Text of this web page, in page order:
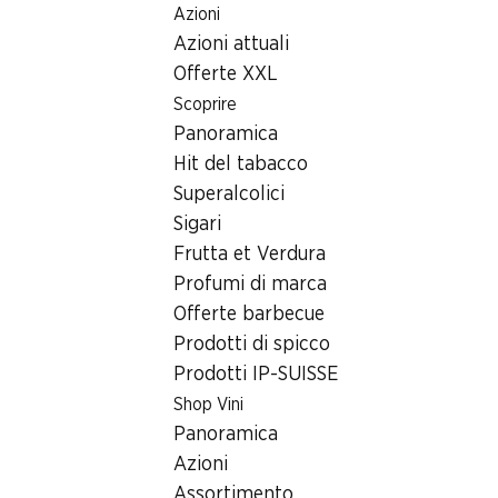
Azioni
Azioni attuali
Offerte XXL
Scoprire
Panoramica
Hit del tabacco
Superalcolici
Sigari
Frutta et Verdura
Profumi di marca
Offerte barbecue
Prodotti di spicco
Prodotti IP-SUISSE
Shop Vini
Panoramica
Azioni
Servizio clienti Denner
Servizio clienti Denner
Da noi, la Sua soddisfazione è in cima alle nostre